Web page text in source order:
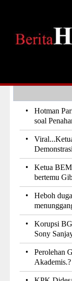
•
Hotman
soal
•
•
Ketua
bertemu
•
Heboh
•
Korupsi
Sony
•
Perolehan
Akademis.?